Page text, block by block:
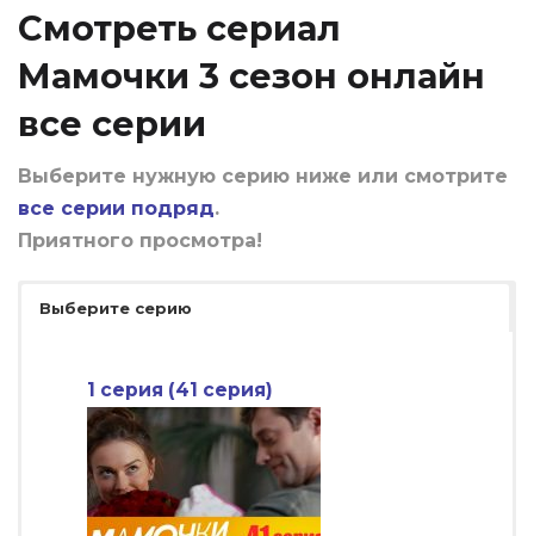
Смотреть сериал
Мамочки 3 сезон онлайн
все серии
Выберите нужную серию ниже или смотрите
все серии подряд.
Приятного просмотра!
Выберите серию
1 серия (41 серия)